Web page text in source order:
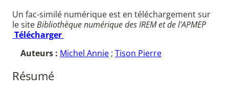
Un fac-similé numérique est en téléchargement sur
le siteBibliothèque numérique des IREM et de l'APMEP
Télécharger
Auteurs : Michel Annie ; Tison Pierre
Résumé